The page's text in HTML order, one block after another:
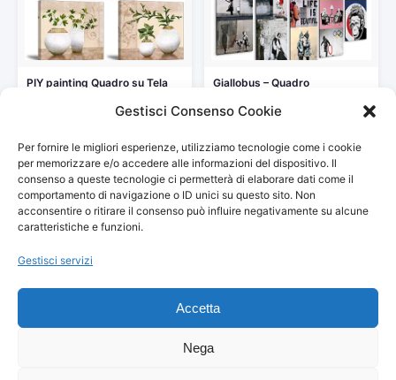
Gestisci Consenso Cookie
Per fornire le migliori esperienze, utilizziamo tecnologie come i cookie
per memorizzare e/o accedere alle informazioni del dispositivo. Il
consenso a queste tecnologie ci permetterà di elaborare dati come il
comportamento di navigazione o ID unici su questo sito. Non
acconsentire o ritirare il consenso può influire negativamente su alcune
caratteristiche e funzioni.
Gestisci servizi
Accetta
Nega
PIY painting Quadro su Tela
Vedi storico
Giallobus – Quadro
Collage…
Vedi storico
© 2026Arredamento Vintage, Retrò
Partecipante al Programma di Affiliazione Amazon EU, un programma
potrebbero variare. Verifica sempre il prezzo finale su Amazon prima